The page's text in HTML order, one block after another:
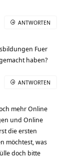
Fuer
haben?
ANTWORTEN
mehr Online
und Online
die ersten
möchtest, was
doch bitte
ANTWORTEN